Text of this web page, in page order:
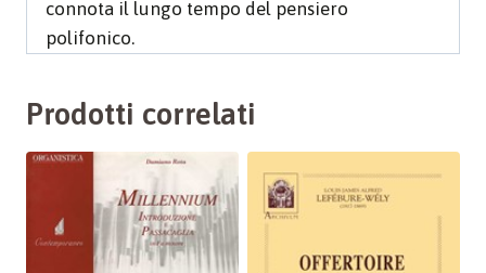
connota il lungo tempo del pensiero
polifonico.
Prodotti correlati